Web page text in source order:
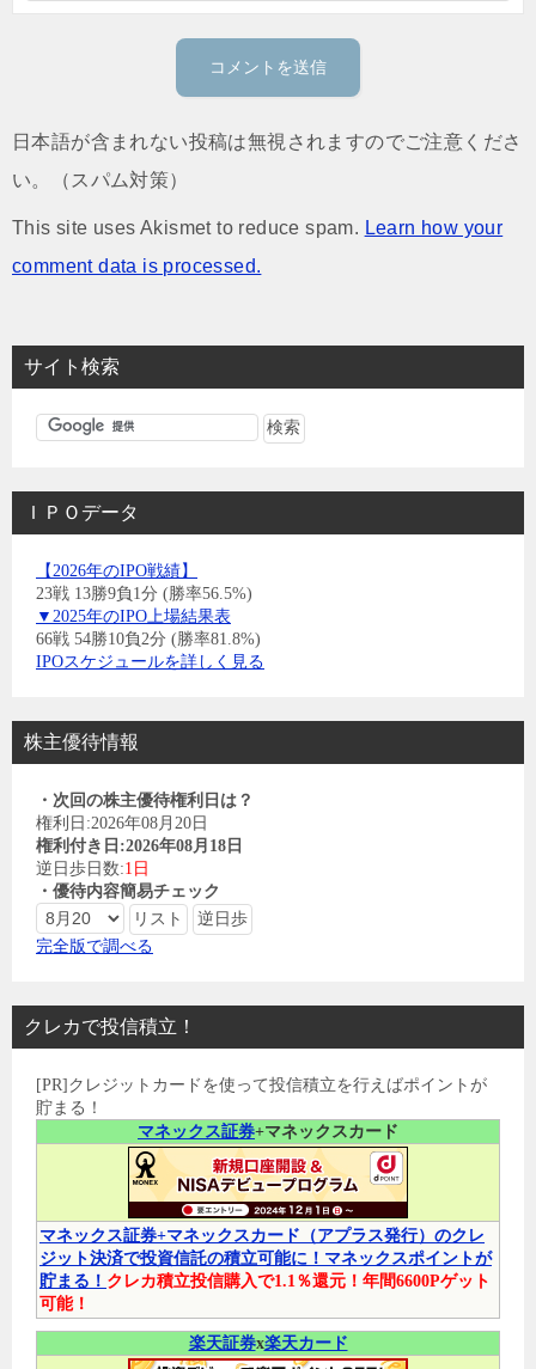
日本語が含まれない投稿は無視されますのでご注意くださ
い。（スパム対策）
This site uses Akismet to reduce spam. Learn how your
comment data is processed.
サイト検索
ＩＰＯデータ
【2026年のIPO戦績】
23戦 13勝9負1分 (勝率56.5%)
▼2025年のIPO上場結果表
66戦 54勝10負2分 (勝率81.8%)
IPOスケジュールを詳しく見る
株主優待情報
・次回の株主優待権利日は？
権利日:2026年08月20日
権利付き日:2026年08月18日
逆日歩日数:1日
・優待内容簡易チェック
完全版で調べる
クレカで投信積立！
[PR]クレジットカードを使って投信積立を行えばポイントが
貯まる！
マネックス証券+マネックスカード
マネックス証券+マネックスカード（アプラス発行）のクレ
ジット決済で投資信託の積立可能に！マネックスポイントが
貯まる！ クレカ積立投信購入で1.1％還元！年間6600Pゲット
可能！
楽天証券x楽天カード